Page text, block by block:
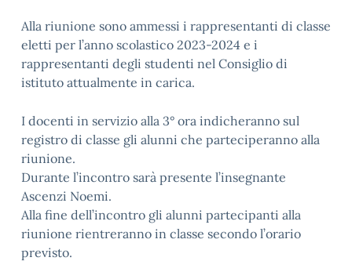
Alla riunione sono ammessi i rappresentanti di classe
eletti per l’anno scolastico 2023-2024 e i
rappresentanti degli studenti nel Consiglio di
istituto attualmente in carica.
I docenti in servizio alla 3° ora indicheranno sul
registro di classe gli alunni che parteciperanno alla
riunione.
Durante l’incontro sarà presente l’insegnante
Ascenzi Noemi.
Alla fine dell’incontro gli alunni partecipanti alla
riunione rientreranno in classe secondo l’orario
previsto.